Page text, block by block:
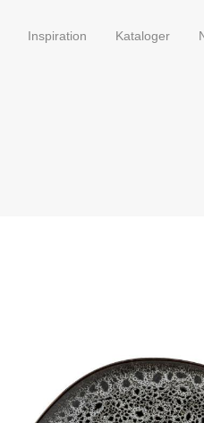
Inspiration Kataloger